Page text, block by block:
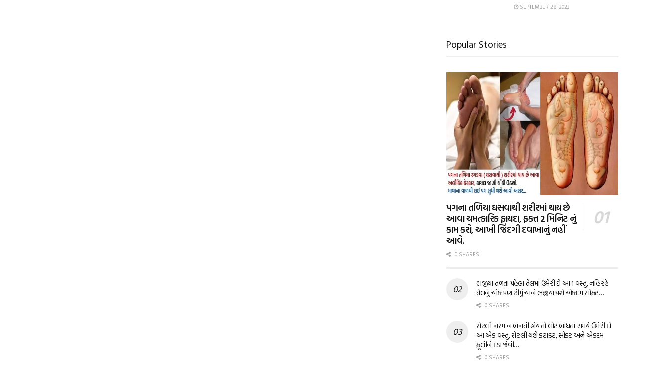
SEPTEMBER 28, 2023
Popular Stories
પગના તળિયા ઘસવાથી શરીરમાં થાય છે
આવા ચમત્કારિક ફાયદા, ફક્ત 2 મિનિટ નું
કામ કરો, આખી જિંદગી દવાખાનું નહીં
આવે.
0 SHARES
ભજીયા તળતા પહેલા તેલમાં ઉમેરી દો આ 1 વસ્તુ, નહિ રહે
તેલનું એક પણ ટીપું અને ભજીયા થશે એકદમ સોફ્ટ…
0 SHARES
રોટલી નરમ ન બનતી હોય તો લોટ બાંધતા સમયે ઉમેરી દો
આ એક વસ્તુ, રોટલી થશે ફટાફટ, સોફ્ટ અને એકદમ
ફૂલીને દડા જેવી…
0 SHARES